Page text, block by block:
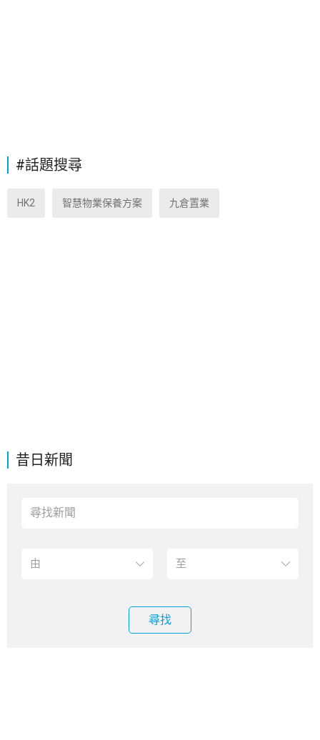
昔日新聞
尋找
#話題搜尋
HK2 智慧物業保養方案 九倉置業